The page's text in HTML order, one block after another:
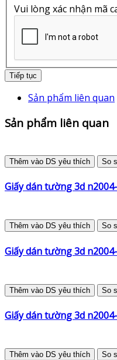
Vui lòng xác nhận mã
Tiếp tục
Sản phẩm liên quan
Sản phẩm liên quan
Thêm vào DS yêu thích So
Giấy dán tường 3d
Thêm vào DS yêu thích So
Giấy dán tường 3d
Thêm vào DS yêu thích So
Giấy dán tường 3d
Thêm vào DS yêu thích So